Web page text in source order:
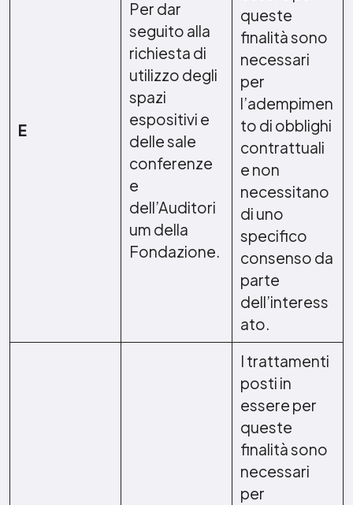
E
Per dar
seguito alla
richiesta di
utilizzo degli
spazi
espositivi e
delle sale
conferenze
e
dell’Auditori
um della
Fondazione.
queste
finalità sono
necessari
per
l’adempimen
to di obblighi
contrattuali
e non
necessitano
di uno
specifico
consenso da
parte
dell’interess
ato.
I trattamenti
posti in
essere per
queste
finalità sono
necessari
per